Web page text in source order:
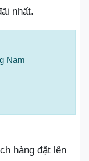
nhất.
Nam
hàng đặt lên